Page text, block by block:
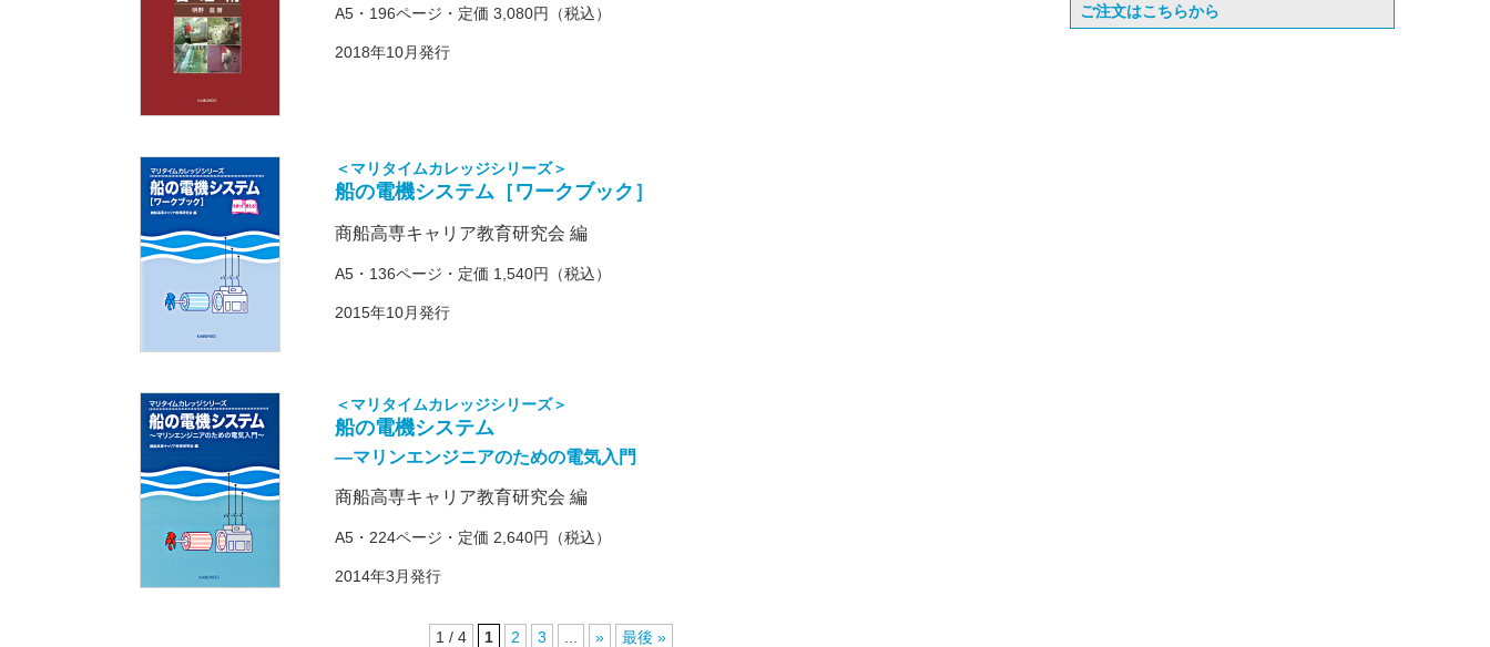
A5・196ページ・定価 3,080円（税込）
2018年10月発行
＜マリタイムカレッジシリーズ＞
船の電機システム［ワークブック］
商船高専キャリア教育研究会 編
A5・136ページ・定価 1,540円（税込）
2015年10月発行
＜マリタイムカレッジシリーズ＞
船の電機システム
―マリンエンジニアのための電気入門
商船高専キャリア教育研究会 編
A5・224ページ・定価 2,640円（税込）
2014年3月発行
1 / 4 1 2 3 » 最後 »
ご注文はこちらから